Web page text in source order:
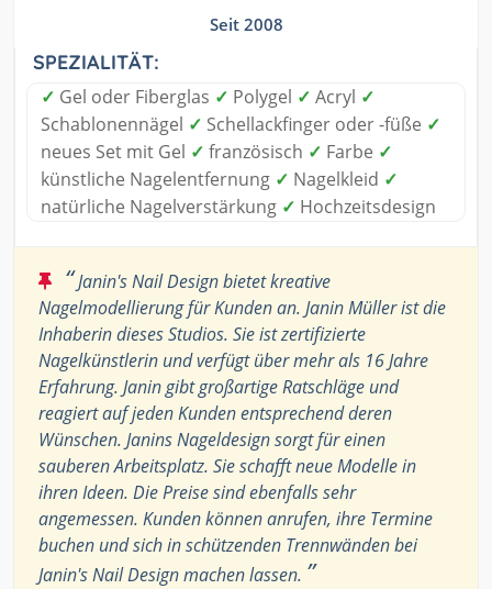
Seit 2008
SPEZIALITÄT:
✓ Gel oder Fiberglas ✓ Polygel ✓ Acryl ✓
Schablonennägel ✓ Schellackfinger oder -füße ✓
neues Set mit Gel ✓ französisch ✓ Farbe ✓
künstliche Nagelentfernung ✓ Nagelkleid ✓
natürliche Nagelverstärkung ✓ Hochzeitsdesign
“Janin's Nail Design bietet kreative
Nagelmodellierung für Kunden an. Janin Müller ist die
Inhaberin dieses Studios. Sie ist zertifizierte
Nagelkünstlerin und verfügt über mehr als 16 Jahre
Erfahrung. Janin gibt großartige Ratschläge und
reagiert auf jeden Kunden entsprechend deren
Wünschen. Janins Nageldesign sorgt für einen
sauberen Arbeitsplatz. Sie schafft neue Modelle in
ihren Ideen. Die Preise sind ebenfalls sehr
angemessen. Kunden können anrufen, ihre Termine
buchen und sich in schützenden Trennwänden bei
Janin's Nail Design machen lassen. ”